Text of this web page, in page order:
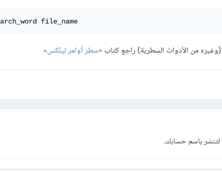
file_name
سطر أوامر لينُكس»
لتنشر باسم حسابك.